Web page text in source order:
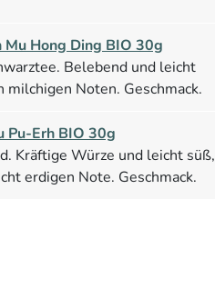
Mu Hong Ding BIO 30g
Belebend und leicht
Noten. Geschmack.
Pu-Erh BIO 30g
Kräftige Würze und leicht süß,
erdigen Note. Geschmack.